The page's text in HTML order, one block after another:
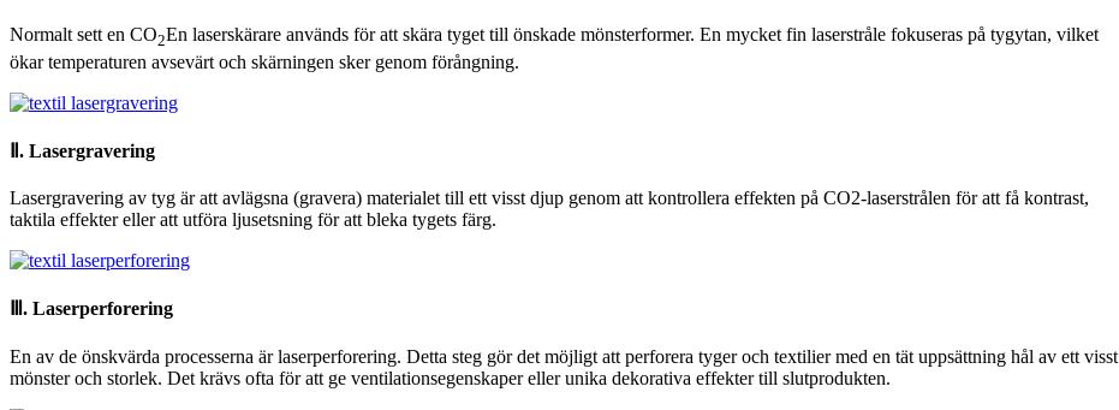
Normalt sett en CO2En laserskärare används för att skära tyget till önskade mönsterformer. En mycket fin laserstråle fokuseras på tygytan, vilket
ökar temperaturen avsevärt och skärningen sker genom förångning.
Ⅱ. Lasergravering
Lasergravering av tyg är att avlägsna (gravera) materialet till ett visst djup genom att kontrollera effekten på CO2-laserstrålen för att få kontrast,
taktila effekter eller att utföra ljusetsning för att bleka tygets färg.
Ⅲ. Laserperforering
En av de önskvärda processerna är laserperforering. Detta steg gör det möjligt att perforera tyger och textilier med en tät uppsättning hål av ett visst
mönster och storlek. Det krävs ofta för att ge ventilationsegenskaper eller unika dekorativa effekter till slutprodukten.